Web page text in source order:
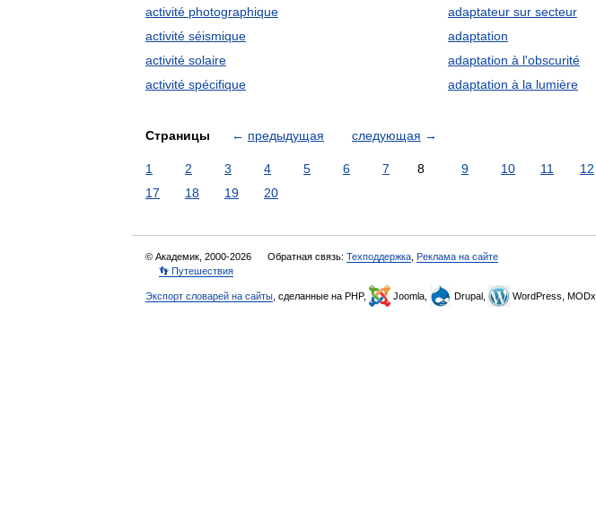
activité photographique
activité séismique
activité solaire
activité spécifique
adaptateur sur secteur
adaptation
adaptation à l'obscurité
adaptation à la lumière
Страницы ← предыдущая следующая →
1 2 3 4 5 6 7 8 9 10 11 12
17
18 19 20
© Академик, 2000-2026 Обратная связь: Техподдержка Реклама на сайте
👣 Путешествия
Экспорт словарей на сайты , сделанные на PHP, Joomla, Drupal, WordPress, MODx.